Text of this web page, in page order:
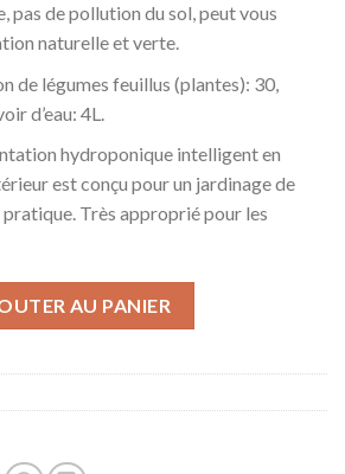
pas de pollution du sol, peut vous
naturelle et verte.
de légumes feuillus (plantes): 30,
d’eau: 4L.
hydroponique intelligent en
est conçu pour un jardinage de
Très approprié pour les
AU PANIER